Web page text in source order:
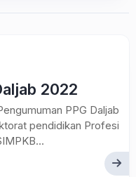
2022
PPG Daljab
pendidikan Profesi